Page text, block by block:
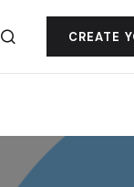
CREATE